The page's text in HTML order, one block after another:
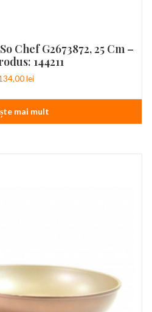
Chef G2673872, 25 Cm –
144211
lei
mai mult